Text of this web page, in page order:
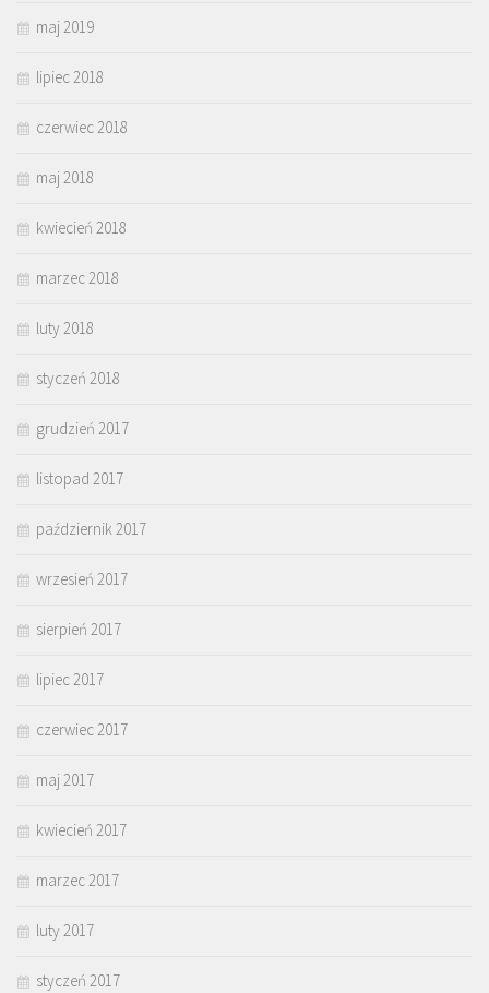
maj 2019
lipiec 2018
czerwiec 2018
maj 2018
kwiecień 2018
marzec 2018
luty 2018
styczeń 2018
grudzień 2017
listopad 2017
październik 2017
wrzesień 2017
sierpień 2017
lipiec 2017
czerwiec 2017
maj 2017
kwiecień 2017
marzec 2017
luty 2017
styczeń 2017